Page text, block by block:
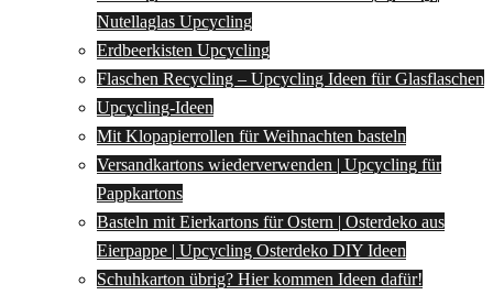
Nutellaglas Upcycling
Erdbeerkisten Upcycling
Flaschen Recycling – Upcycling Ideen für Glasflaschen
Upcycling-Ideen
Mit Klopapierrollen für Weihnachten basteln
Versandkartons wiederverwenden | Upcycling für
Pappkartons
Basteln mit Eierkartons für Ostern | Osterdeko aus
Eierpappe | Upcycling Osterdeko DIY Ideen
Schuhkarton übrig? Hier kommen Ideen dafür!